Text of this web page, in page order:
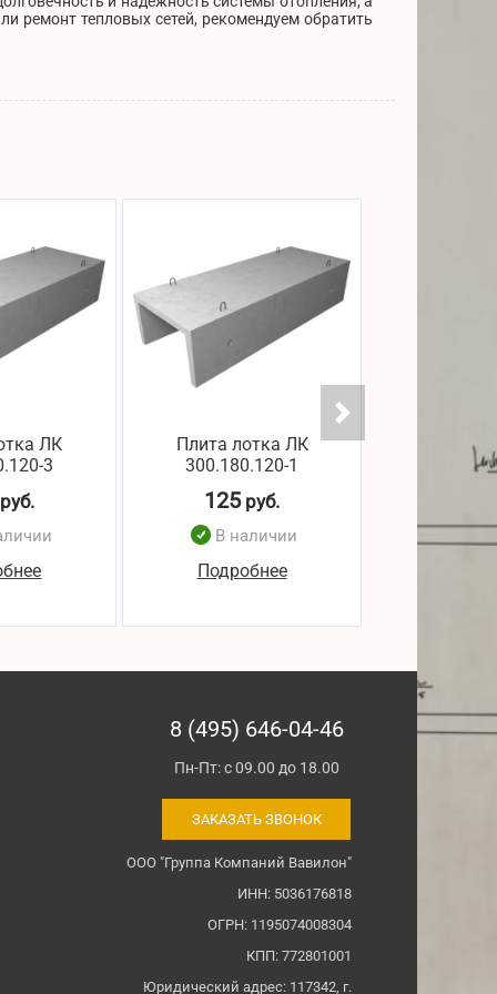
ремонт тепловых сетей, рекомендуем обратить
ЛК
3
Плита лотка ЛК
300.180.120-1
125руб.
В наличии
Подробнее
Плита
8 (495) 646-04-46
Пн-Пт: с 09.00 до 18.00
ЗАКАЗАТЬ ЗВОНОК
ООО "Группа Компаний Вавилон"
ИНН: 5036176818
ОГРН: 1195074008304
КПП: 772801001
Юридический адрес: 117342, г.